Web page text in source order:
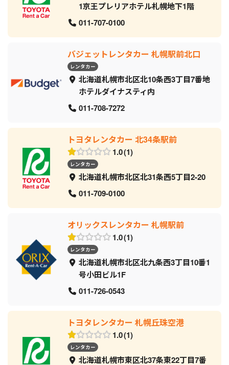
1京王プレリアホテル札幌地下1階
011-707-0100
バジェットレンタカー 札幌駅前北口
レンタカー
北海道札幌市北区北10条西3丁目7番地
ホテルダイナスティ内
011-708-7272
トヨタレンタカー 北34条駅前
1.0 1
レンタカー
北海道札幌市北区北31条西5丁目2-20
011-709-0100
オリックスレンタカー 札幌駅前
1.0 1
レンタカー
北海道札幌市北区北九条西3丁目10番1
号小田ビル1F
011-726-0543
トヨタレンタカー 札幌丘珠空港
1.0 1
レンタカー
北海道札幌市東区北37条東22丁目7番